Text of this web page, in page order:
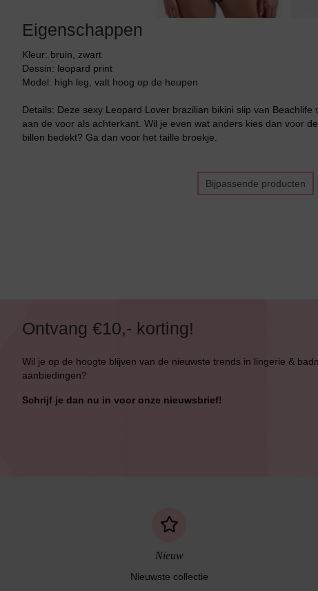
Eigenschappen
Kleur: bruin, zwart
Dessin: leopard print
Model: high leg, valt hoog op de heupen
Details: Deze sexy Leopard Lover brazilian bikini slip van
aan de voor als achterkant. Wil je even wat anders kies dan voor
billen bedekt? Ga dan voor het taille broekje.
Bijpassende producten
Ontvang €10,- korting!
Wil je op de hoogte blijven van de nieuwste trends in lingerie &
aanbiedingen?
Schrijf je dan nu in voor onze nieuwsbrief!
Nieuw
Nieuwste collectie
Bikini Push-Up
Bikini Met Beugel